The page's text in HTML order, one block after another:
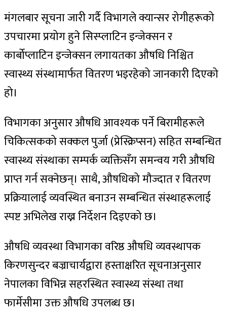
मंगलबार सूचना जारी गर्दै विभागले क्यान्सर रोगीहरूको
उपचारमा प्रयोग हुने सिस्प्लाटिन इन्जेक्सन र
कार्बोप्लाटिन इन्जेक्सन लगायतका औषधि निश्चित
स्वास्थ्य संस्थामार्फत वितरण भइरहेको जानकारी दिएको
हो।
विभागका अनुसार औषधि आवश्यक पर्ने बिरामीहरूले
चिकित्सकको सक्कल पुर्जा (प्रेस्क्रिप्सन) सहित सम्बन्धित
स्वास्थ्य संस्थाका सम्पर्क व्यक्तिसँग समन्वय गरी औषधि
प्राप्त गर्न सक्नेछन्। साथै, औषधिको मौज्दात र वितरण
प्रक्रियालाई व्यवस्थित बनाउन सम्बन्धित संस्थाहरूलाई
स्पष्ट अभिलेख राख्न निर्देशन दिइएको छ।
औषधि व्यवस्था विभागका वरिष्ठ औषधि व्यवस्थापक
किरणसुन्दर बज्राचार्यद्वारा हस्ताक्षरित सूचनाअनुसार
नेपालका विभिन्न सहरस्थित स्वास्थ्य संस्था तथा
फार्मेसीमा उक्त औषधि उपलब्ध छ।